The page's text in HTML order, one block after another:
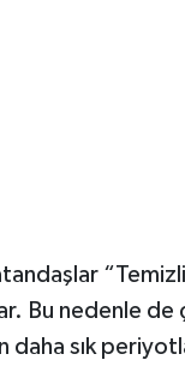
Bu nedenle de
sık